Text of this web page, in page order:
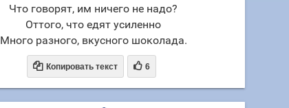
Что говорят, им ничего не надо?
Оттого, что едят усиленно
Много разного, вкусного шоколада.
 Копировать текст  6